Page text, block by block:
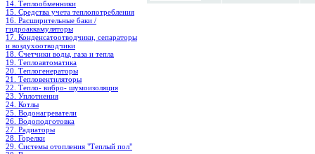
14. Теплообменники
15. Средства учета теплопотребления
16. Расширительные баки /
гидроаккамуляторы
17. Конденсатоотводчики, сепараторы
и воздухоотводчики
18. Счетчики воды, газа и тепла
19. Теплоавтоматика
20. Теплогенераторы
21. Тепловентиляторы
22. Тепло- вибро- шумоизоляция
23. Уплотнения
24. Котлы
25. Водонагреватели
26. Водоподготовка
27. Радиаторы
28. Горелки
29. Системы отопления "Теплый пол"